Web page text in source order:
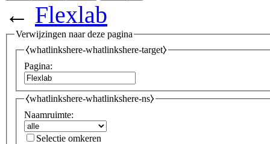
← Flexlab
Verwijzingen naar deze pagina
⧼whatlinkshere-whatlinkshere-target⧽
Pagina:
⧼whatlinkshere-whatlinkshere-ns⧽
Naamruimte:
Selectie omkeren